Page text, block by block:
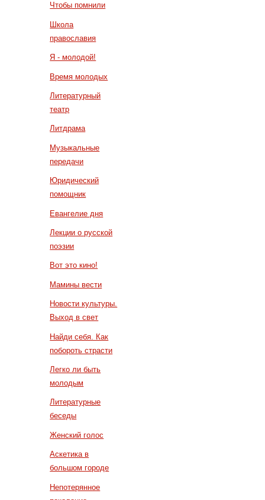
Чтобы помнили
Школа
православия
Я - молодой!
Время молодых
Литературный
театр
Литдрама
Музыкальные
передачи
Юридический
помощник
Евангелие дня
Лекции о русской
поэзии
Вот это кино!
Мамины вести
Новости культуры.
Выход в свет
Найди себя. Как
побороть страсти
Легко ли быть
молодым
Литературные
беседы
Женский голос
Аскетика в
большом городе
Непотерянное